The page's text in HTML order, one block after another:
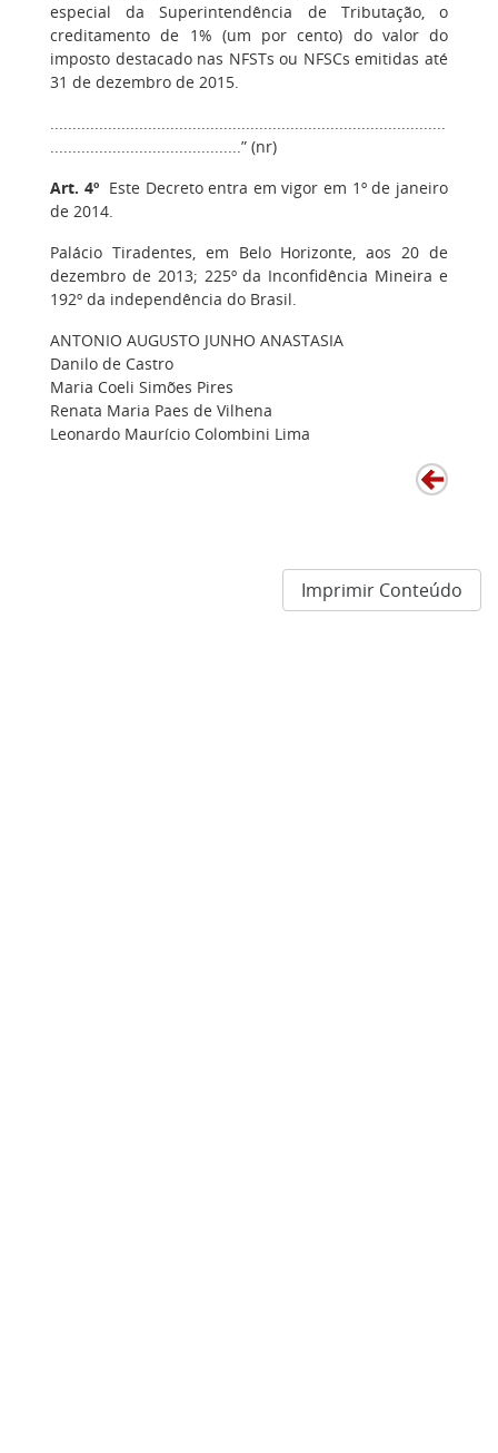
especial da Superintendência de Tributação, o
creditamento de 1% (um por cento) do valor do
imposto destacado nas NFSTs ou NFSCs emitidas até
31 de dezembro de 2015.
.........................................................................................
...........................................” (nr)
Art. 4ºEste Decreto entra em vigor em 1º de janeiro
de 2014.
Palácio Tiradentes, em Belo Horizonte, aos 20 de
dezembro de 2013; 225º da Inconfidência Mineira e
192º da independência do Brasil.
ANTONIO AUGUSTO JUNHO ANASTASIA
Danilo de Castro
Maria Coeli Simões Pires
Renata Maria Paes de Vilhena
Leonardo Maurício Colombini Lima
Imprimir Conteúdo